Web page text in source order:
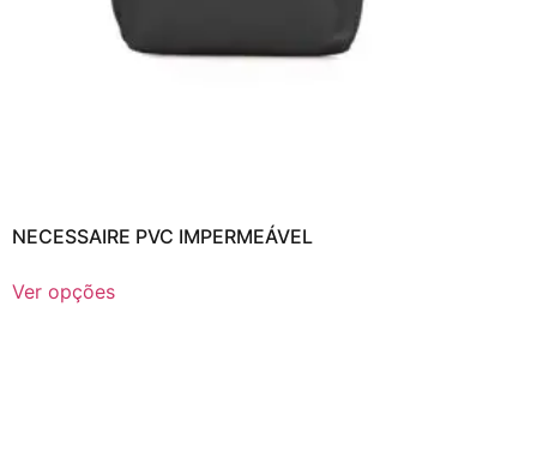
NECESSAIRE PVC IMPERMEÁVEL
Ver opções